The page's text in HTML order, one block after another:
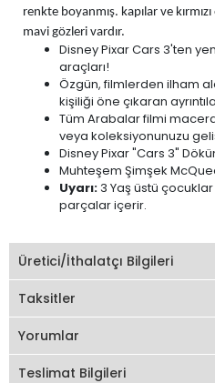
renkte boyanmış. kapılar ve
mavi gözleri vardır.
Disney Pixar Cars 3'ten
araçları!
Özgün, filmlerden ilham
kişiliği öne çıkaran
Tüm Arabalar filmi
veya koleksiyonunuzu
Disney Pixar "Cars 3"
Muhteşem Şimşek
Uyarı:3 Yaş üstü
parçalar içerir.
Üretici/İthalatçı Bilgileri
Taksitler
Yorumlar
Teslimat Bilgileri